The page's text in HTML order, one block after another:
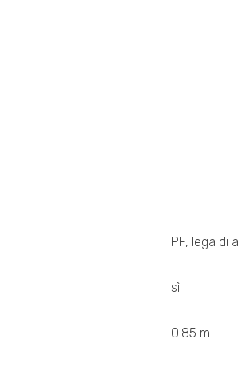
PF, lega di
sì
0.85 m